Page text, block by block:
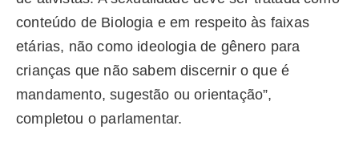
conteúdo de Biologia e em respeito às faixas
etárias, não como ideologia de gênero para
crianças que não sabem discernir o que é
mandamento, sugestão ou orientação”,
completou o parlamentar.